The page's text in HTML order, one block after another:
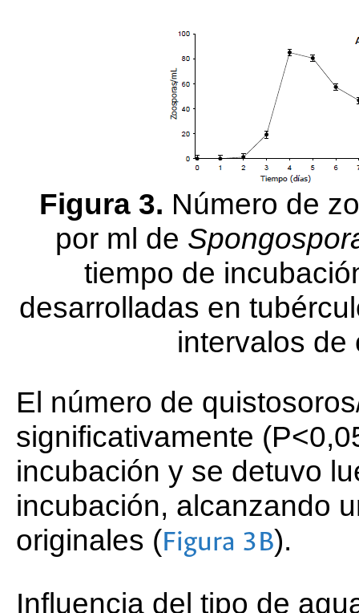
Figura 3. Número de
por ml de
tiempo de
desarrolladas en
intervalos de
El número de
significativamente
incubación y se detuvo
incubación, alcanzando
originales (Figura 3B).
Influencia del tipo de